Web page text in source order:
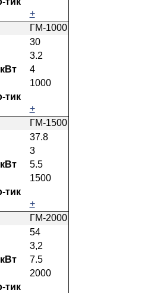
+
ГМ-1000
30
3.2
4
1000
+
ГМ-1500
37.8
3
5.5
1500
+
ГМ-2000
54
3,2
7.5
2000